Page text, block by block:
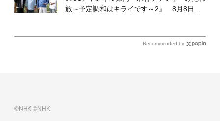
旅～予定調和はキライです～2』 8月8日
Recommended by
©NHK©NHK